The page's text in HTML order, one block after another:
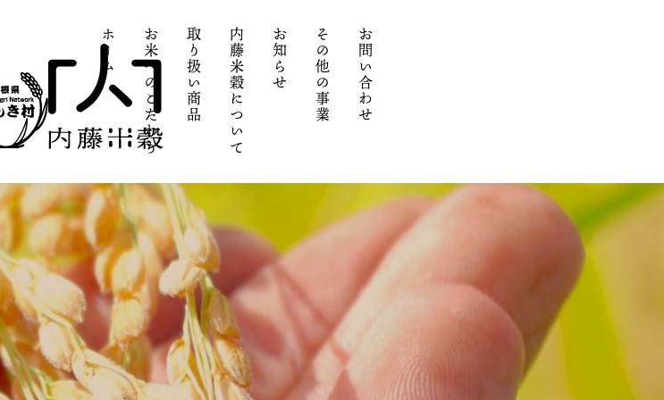
ホーム お米へのこだわり 取り扱い商品 内藤米穀について お知らせ その他の事業 お問い合わせ